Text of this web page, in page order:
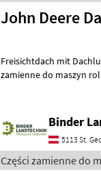
John Deere
Freisichtdach mit Dachluke zu John Deere 6R leicht
zamienne do maszyn
Binder
5113 St.
Części zamienne do